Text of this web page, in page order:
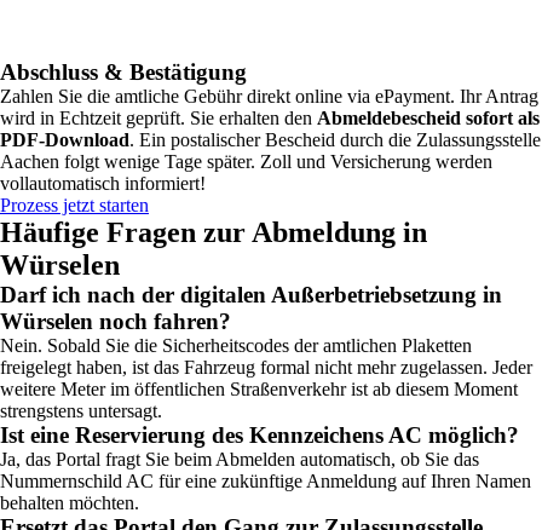
Abschluss & Bestätigung
Zahlen Sie die amtliche Gebühr direkt online via ePayment. Ihr Antrag
wird in Echtzeit geprüft. Sie erhalten den Abmeldebescheid sofort als
PDF-Download. Ein postalischer Bescheid durch die Zulassungsstelle
Aachen folgt wenige Tage später. Zoll und Versicherung werden
vollautomatisch informiert!
Prozess jetzt starten
Häufige Fragen zur Abmeldung in
Würselen
Darf ich nach der digitalen Außerbetriebsetzung in
Würselen noch fahren?
Nein. Sobald Sie die Sicherheitscodes der amtlichen Plaketten
freigelegt haben, ist das Fahrzeug formal nicht mehr zugelassen. Jeder
weitere Meter im öffentlichen Straßenverkehr ist ab diesem Moment
strengstens untersagt.
Ist eine Reservierung des Kennzeichens AC möglich?
Ja, das Portal fragt Sie beim Abmelden automatisch, ob Sie das
Nummernschild AC für eine zukünftige Anmeldung auf Ihren Namen
behalten möchten.